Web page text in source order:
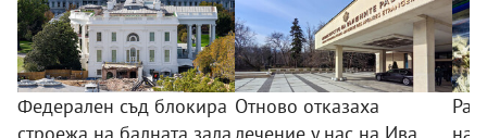
Федерален съд блокира Отново отказаха